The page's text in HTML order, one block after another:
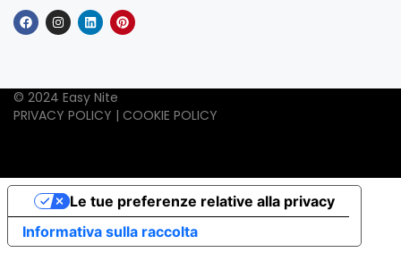
© 2024 Easy Nite
PRIVACY POLICY | COOKIE POLICY
Informativa sulla raccolta
Le tue preferenze relative alla privacy